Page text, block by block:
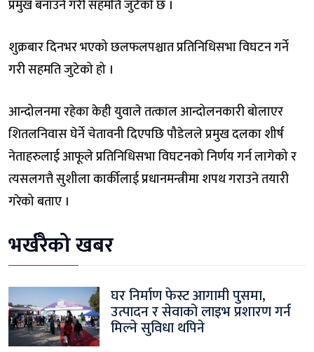
प्रमुख बनाउने गरी सहमति जुटेको छ ।
शुक्रबार दिनभर भएको छलफलपश्चात प्रतिनिधिसभा विघटन गर्ने
गरी सहमति जुटेको हो ।
आन्दोलनमा रहेका केही युवाले तत्काल आन्दोलनकारी बोलाएर
शितलनिवास घेर्ने चेतावनी दिएपछि पौडेलले प्रमुख दलका शीर्ष
नेताहरुलाई आफूले प्रतिनिधिसभा विघटनको निर्णय गर्न लागेको र
त्यसलगत्तै सुशीला कार्कीलाई प्रधानमन्त्रीमा शपथ गराउने तयारी
गरेको बताए ।
भर्खरैको खबर
घर निर्माण फेस्ट आगामी पुसमा,
उत्पादन र सेवाको लाइभ प्रशारण गर्न
मिल्ने सुविधा थपिने